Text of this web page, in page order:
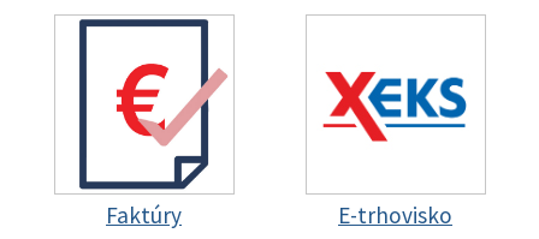
Faktúry E-trhovisko